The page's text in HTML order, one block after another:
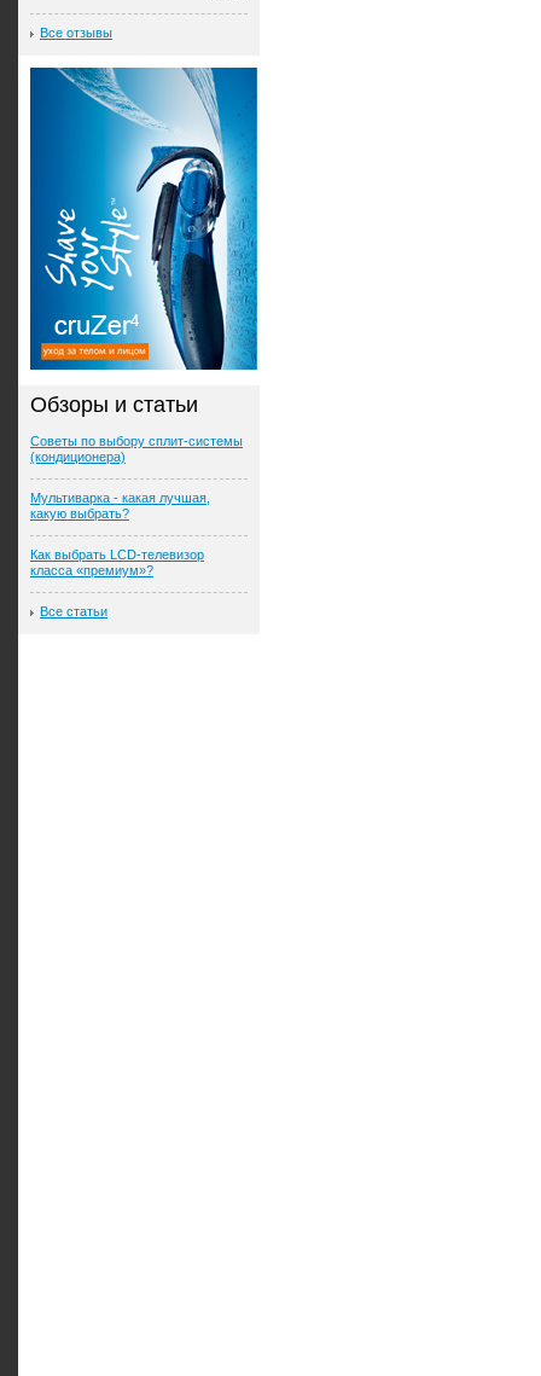
Все отзывы
Обзоры и статьи
Советы по выбору сплит-системы
(кондиционера)
Мультиварка - какая лучшая,
какую выбрать?
Как выбрать LCD-телевизор
класса «премиум»?
Все статьи